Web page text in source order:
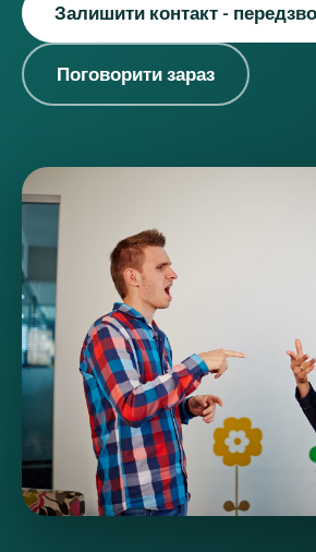
Залишити контакт -
Поговорити зараз